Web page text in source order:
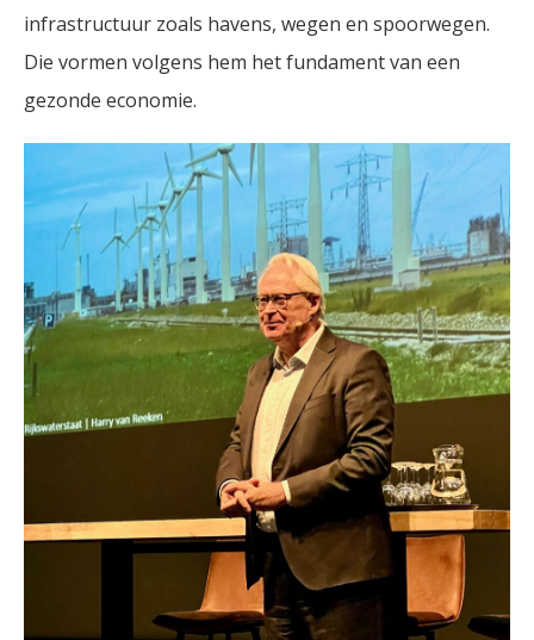
infrastructuur zoals havens, wegen en spoorwegen.
Die vormen volgens hem het fundament van een
gezonde economie.